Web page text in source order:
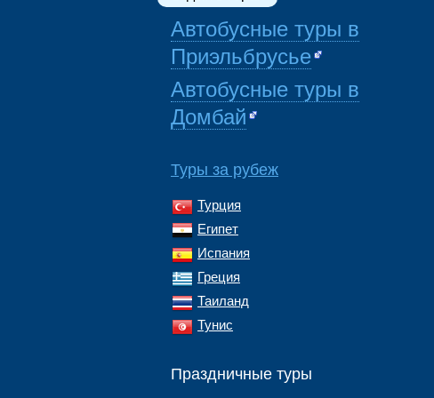
Автобусные туры в
Приэльбрусье
Автобусные туры в
Домбай
Туры за рубеж
Турция
Египет
Испания
Греция
Таиланд
Тунис
Праздничные туры